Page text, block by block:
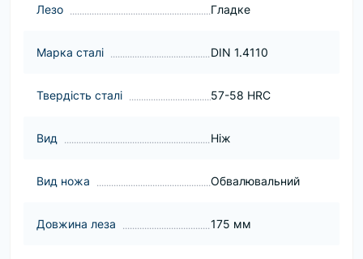
Лезо Гладке
Марка сталі DIN 1.4110
Твердість сталі 57-58 HRC
Вид Ніж
Вид ножа Обвалювальний
Довжина леза 175 мм